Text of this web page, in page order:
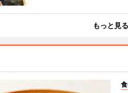
もっと見る